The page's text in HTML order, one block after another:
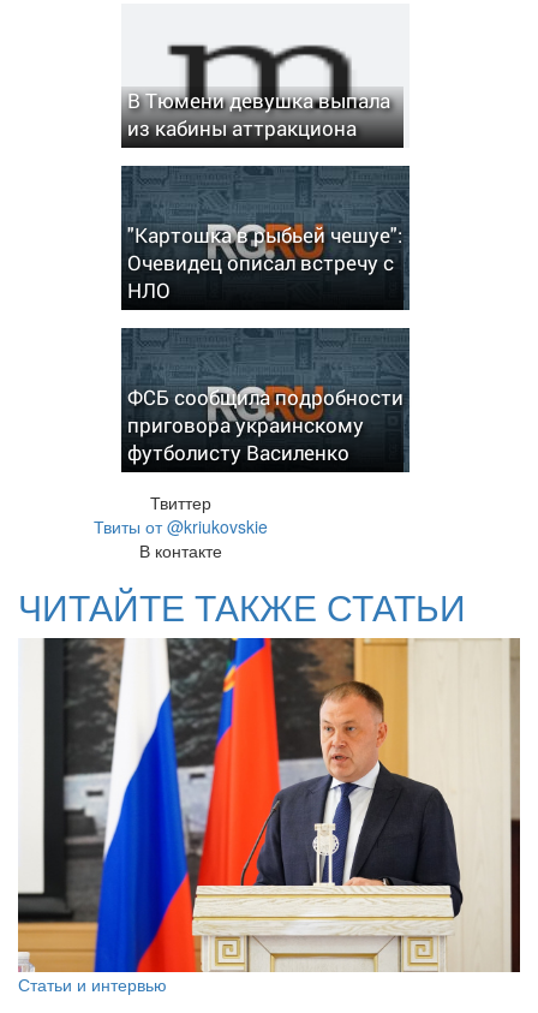
В Тюмени девушка выпала
из кабины аттракциона
"Картошка в рыбьей чешуе":
Очевидец описал встречу с
НЛО
ФСБ сообщила подробности
приговора украинскому
футболисту Василенко
Твиттер
Твиты от @kriukovskie
В контакте
ЧИТАЙТЕ ТАКЖЕ СТАТЬИ
Статьи и интервью